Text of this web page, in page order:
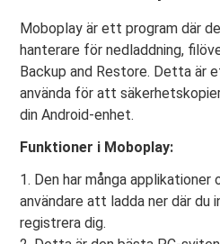
Moboplay är ett program där
hanterare för nedladdning,
Backup and Restore. Detta är
använda för att
din Android-enhet.
Funktioner i Moboplay:
1. Den har många applikationer
användare att ladda ner där du
registrera dig.